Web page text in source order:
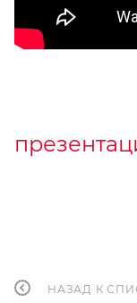
НАЗАД К